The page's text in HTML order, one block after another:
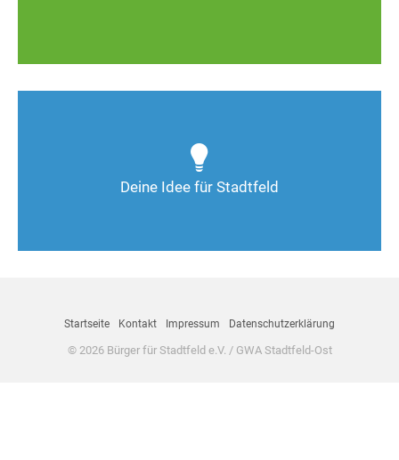
Deine Idee für Stadtfeld
Deine Ideen sind gefragt!
Startseite Kontakt Impressum Datenschutzerklärung
© 2026 Bürger für Stadtfeld e.V. / GWA Stadtfeld-Ost